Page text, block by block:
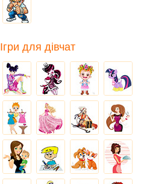
Ігри для дівчат